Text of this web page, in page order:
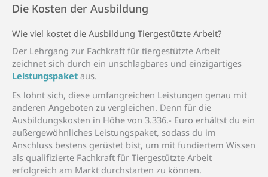
Die Kosten der Ausbildung
Wie viel kostet die Ausbildung Tier­gestützte Arbeit?
Der Lehrgang zur Fachkraft für tiergestützte Arbeit
zeichnet sich durch ein unschlagbares und einzigartiges
Leistungspaket aus.
Es lohnt sich, diese umfangreichen Leistungen genau mit
anderen Angeboten zu vergleichen. Denn für die
Ausbildungskosten in Höhe von 3.336.- Euro erhältst du ein
außergewöhnliches Leistungspaket, sodass du im
Anschluss bestens gerüstet bist, um mit fundiertem Wissen
als qualifizierte Fachkraft für Tiergestützte Arbeit
erfolgreich am Markt durchstarten zu können.